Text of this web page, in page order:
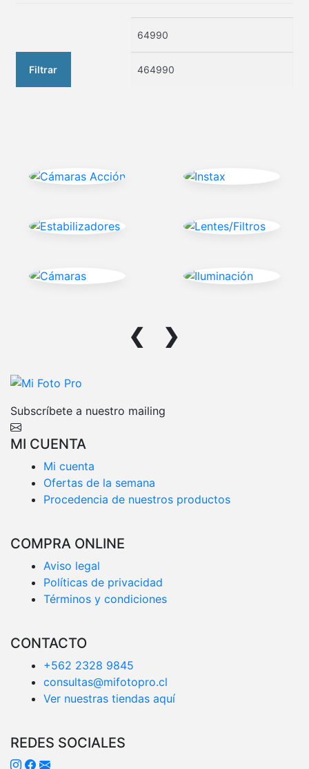
mínimo
Filtrar
❮ ❯
Subscríbete a nuestro mailing
MI CUENTA
Mi cuenta
Ofertas de la semana
Procedencia de nuestros productos
COMPRA ONLINE
Aviso legal
Políticas de privacidad
Términos y condiciones
CONTACTO
+562 2328 9845
consultas@mifotopro.cl
Ver nuestras tiendas aquí
REDES SOCIALES